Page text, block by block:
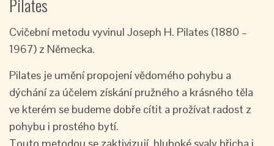
Pilates
Cvičební metodu vyvinul Joseph H. Pilates (1880 –
1967) z Německa.
Pilates je umění propojení vědomého pohybu a
dýchání za účelem získání pružného a krásného těla
ve kterém se budeme dobře cítit a prožívat radost z
pohybu i prostého bytí.